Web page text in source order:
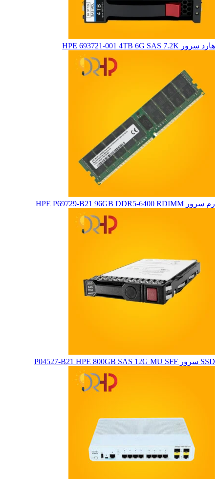
هارد سرور HPE 693721-001 4TB 6G SAS 7.2K
رم سرور HPE P69729-B21 96GB DDR5-6400 RDIMM
SSD سرور P04527-B21 HPE 800GB SAS 12G MU SFF